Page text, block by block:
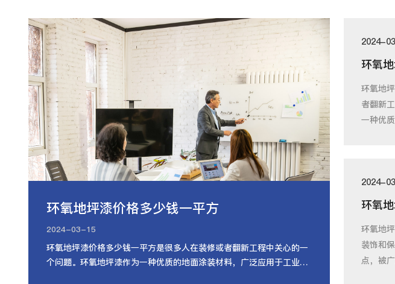
环氧地坪漆价格多少钱一平方
2024-03-15
环氧地坪漆价格多少钱一平方是很多人在装修或者翻新工程中关心的一
个问题。环氧地坪漆作为一种优质的地面涂装材料，广泛应用于工业厂
2024-
环氧
环氧地
者翻新
一种优
2024-
环氧
环氧地
装饰和
点，被